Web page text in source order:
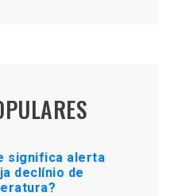
significa alerta
declínio de